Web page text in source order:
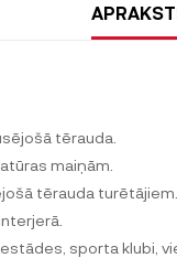
tērauda.
maiņām.
tērauda turētājiem.
sporta klubi,